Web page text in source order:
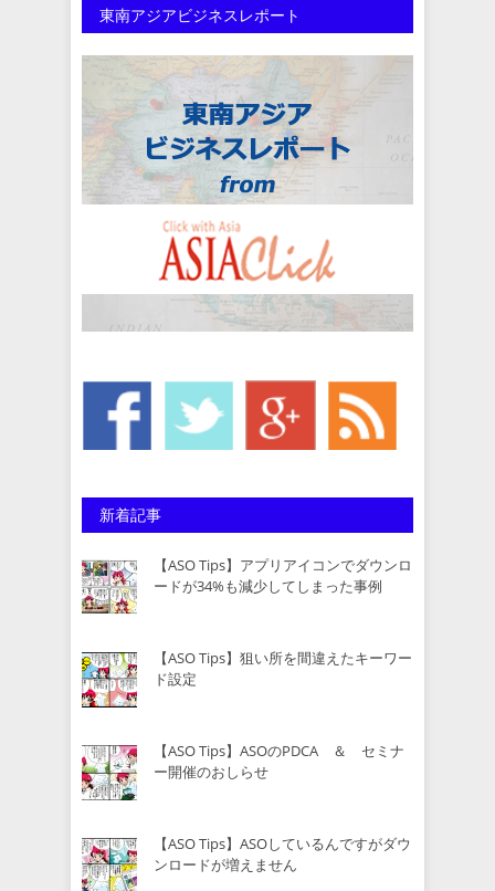
東南アジアビジネスレポート
新着記事
【ASO Tips】アプリアイコンでダウンロ
ードが34%も減少してしまった事例
【ASO Tips】狙い所を間違えたキーワー
ド設定
【ASO Tips】ASOのPDCA ＆ セミナ
ー開催のおしらせ
【ASO Tips】ASOしているんですがダウ
ンロードが増えません